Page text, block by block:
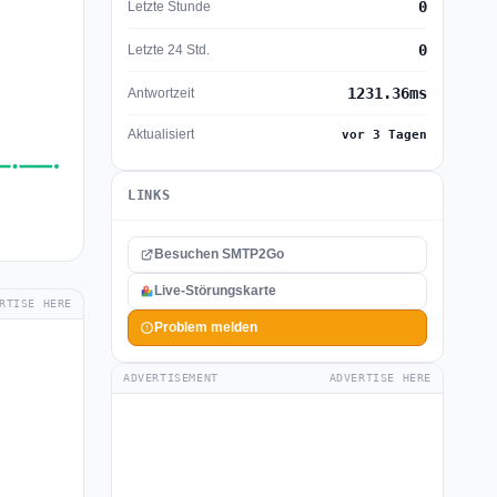
HERE
Letzte Stunde 0
Letzte 24 Std. 0
Antwortzeit 1231.36ms
Aktualisiert vor 3 Tagen
LINKS
Besuchen SMTP2Go
Live-Störungskarte
Problem melden
ADVERTISEMENT ADVERTISE HERE